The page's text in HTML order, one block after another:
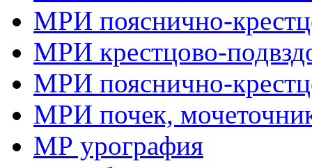
МРИ пояснично-
МРИ крестцово-
МРИ пояснично-
МРИ почек,
МР урография